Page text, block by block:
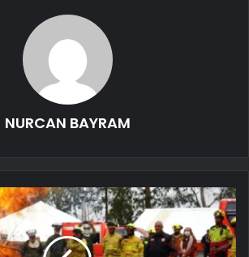
NURCAN BAYRAM